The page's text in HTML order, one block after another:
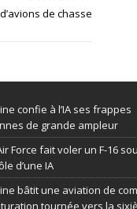
de chasse
confie à l’IA ses frappes
de grande ampleur
Force fait voler un F-16
d’une IA
bâtit une aviation de
tournée vers la